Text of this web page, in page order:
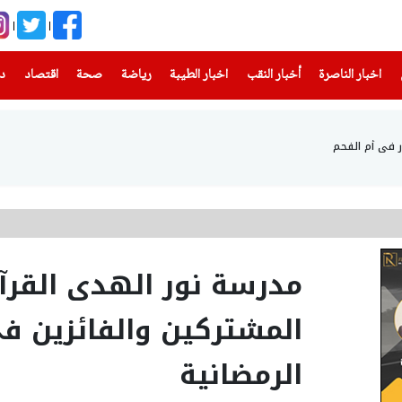
اخبار الناصرة
(current) أخبار النقب اخبار الطيبة(current) رياضة
(current) صحة(current) اقتصاد
مدرسة نور الهدى
المشتركين
الرمضانية